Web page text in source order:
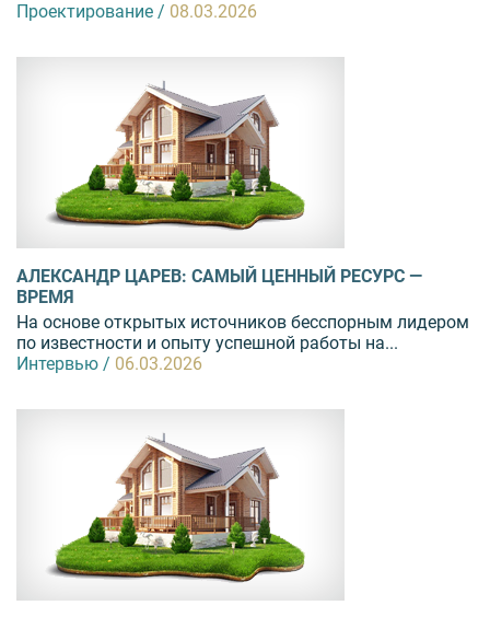
Проектирование / 08.03.2026
АЛЕКСАНДР ЦАРЕВ: САМЫЙ ЦЕННЫЙ РЕСУРС —
ВРЕМЯ
На основе открытых источников бесспорным лидером
по известности и опыту успешной работы на...
Интервью / 06.03.2026